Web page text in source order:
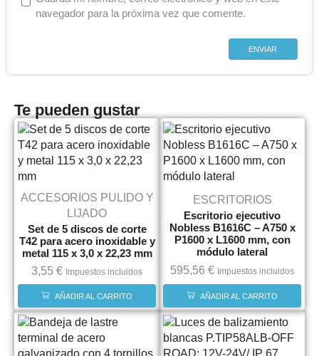
navegador para la próxima vez que comente.
Te pueden gustar
ACCESORIOS PULIDO Y
LIJADO
Set de 5 discos de corte
T42 para acero inoxidable y
metal 115 x 3,0 x 22,23 mm
3,55 € Impuestos incluidos
AÑADIR AL CARRITO
ESCRITORIOS
Escritorio ejecutivo
Nobless B1616C – A750 x
P1600 x L1600 mm, con
módulo lateral
595,56 € Impuestos incluidos
AÑADIR AL CARRITO